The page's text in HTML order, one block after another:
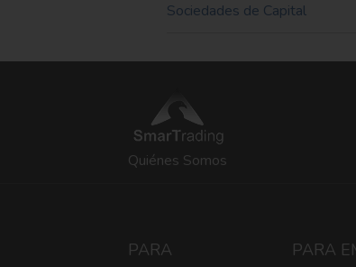
Sociedades de Capital
Quiénes Somos
PARA
PARA